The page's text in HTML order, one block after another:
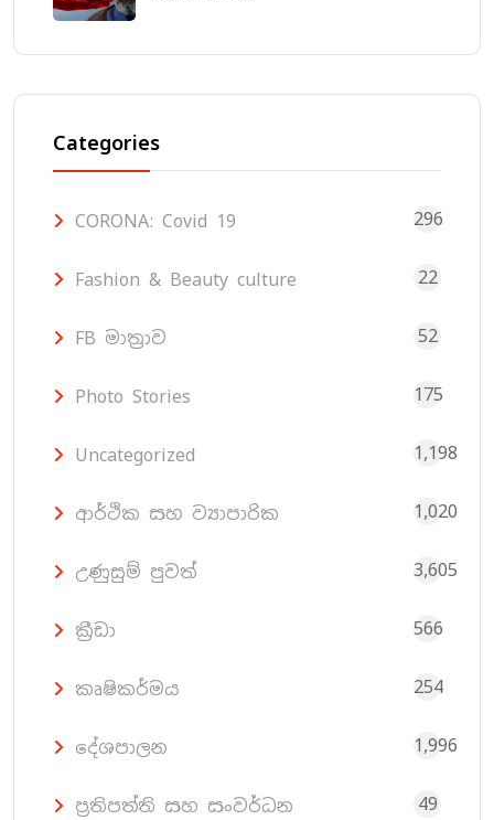
Categories
CORONA: Covid 19 296
Fashion & Beauty culture 22
FB මාත්‍රාව 52
Photo Stories 175
Uncategorized 1,198
ආර්ථික සහ ව්‍යාපාරික 1,020
උණුසුම් පුවත් 3,605
ක්‍රීඩා 566
කෘෂිකර්මය 254
දේශපාලන 1,996
ප්‍රතිපත්ති සහ සංවර්ධන 49